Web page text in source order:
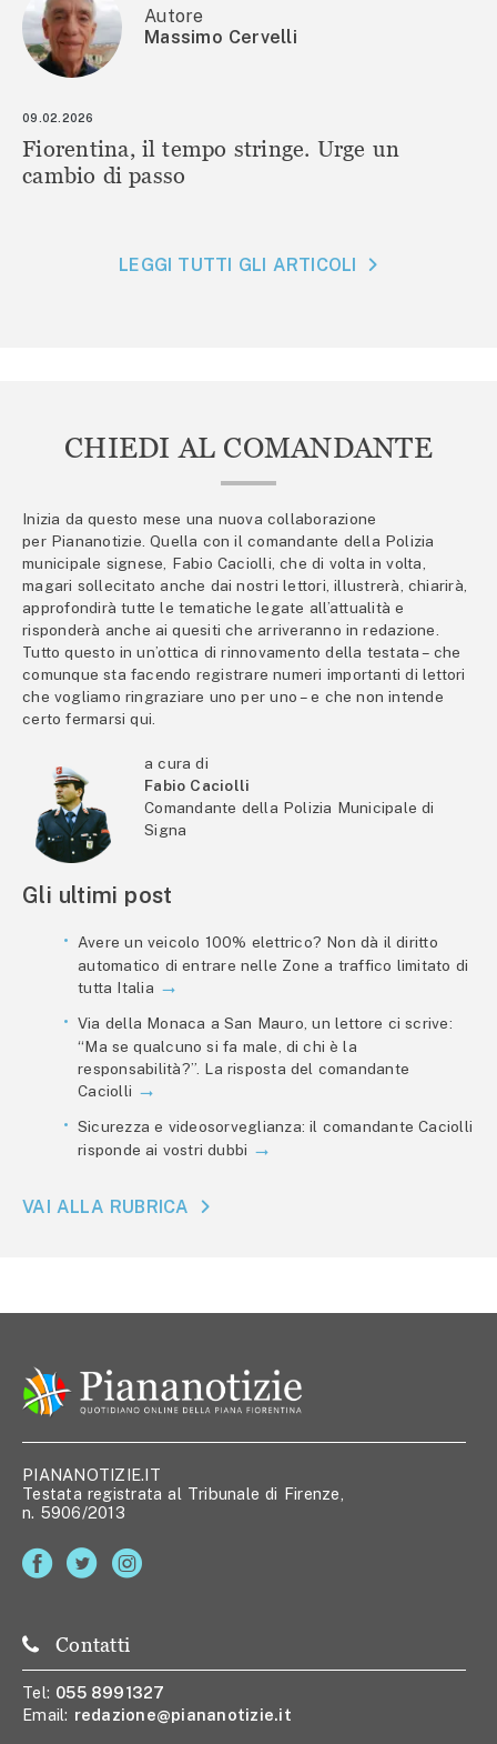
Autore
Massimo Cervelli
09.02.2026
Fiorentina, il tempo stringe. Urge un
cambio di passo
LEGGI TUTTI GLI ARTICOLI
CHIEDI AL COMANDANTE
Inizia da questo mese una nuova collaborazione
per Piananotizie. Quella con il comandante della Polizia
municipale signese, Fabio Caciolli, che di volta in volta,
magari sollecitato anche dai nostri lettori, illustrerà, chiarirà,
approfondirà tutte le tematiche legate all’attualità e
risponderà anche ai quesiti che arriveranno in redazione.
Tutto questo in un’ottica di rinnovamento della testata – che
comunque sta facendo registrare numeri importanti di lettori
che vogliamo ringraziare uno per uno – e che non intende
certo fermarsi qui.
a cura di
Fabio Caciolli
Comandante della Polizia Municipale di
Signa
Gli ultimi post
Avere un veicolo 100% elettrico? Non dà il diritto
automatico di entrare nelle Zone a traffico limitato di
tutta Italia
Via della Monaca a San Mauro, un lettore ci scrive:
“Ma se qualcuno si fa male, di chi è la
responsabilità?”. La risposta del comandante
Caciolli
Sicurezza e videosorveglianza: il comandante Caciolli
risponde ai vostri dubbi
VAI ALLA RUBRICA
PIANANOTIZIE.IT
Testata registrata al Tribunale di Firenze,
n. 5906/2013
Contatti
Tel: 055 8991327
Email: redazione@piananotizie.it